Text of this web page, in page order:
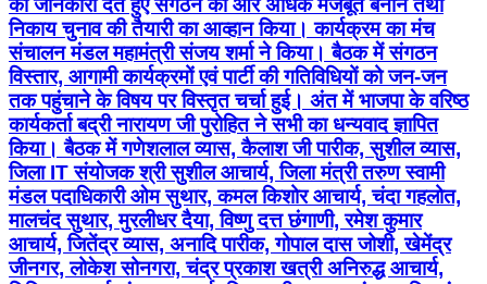
निकाय चुनाव की तैयारी का आव्हान किया। कार्यक्रम का मंच
संचालन मंडल महामंत्री संजय शर्मा ने किया। बैठक में संगठन
विस्तार, आगामी कार्यक्रमों एवं पार्टी की गतिविधियों को जन-जन
तक पहुंचाने के विषय पर विस्तृत चर्चा हुई। अंत में भाजपा के वरिष्ठ
कार्यकर्ता बद्री नारायण जी पुरोहित ने सभी का धन्यवाद ज्ञापित
किया। बैठक में गणेशलाल व्यास, कैलाश जी पारीक, सुशील व्यास,
जिला IT संयोजक श्री सुशील आचार्य, जिला मंत्री तरुण स्वामी
मंडल पदाधिकारी ओम सुथार, कमल किशोर आचार्य, चंदा गहलोत,
मालचंद सुथार, मुरलीधर दैया, विष्णु दत्त छंगाणी, रमेश कुमार
आचार्य, जितेंद्र व्यास, अनादि पारीक, गोपाल दास जोशी, खेमेंद्र
जीनगर, लोकेश सोनगरा, चंद्र प्रकाश खत्री अनिरुद्ध आचार्य,